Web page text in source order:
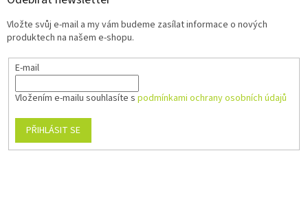
Vložte svůj e-mail a my vám budeme zasílat informace o nových
produktech na našem e-shopu.
E-mail
Vložením e-mailu souhlasíte s podmínkami ochrany osobních údajů
PŘIHLÁSIT SE